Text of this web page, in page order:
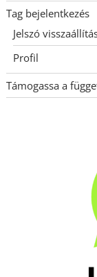
Tag bejelentkezés
Jelszó
Profil
Támogassa a